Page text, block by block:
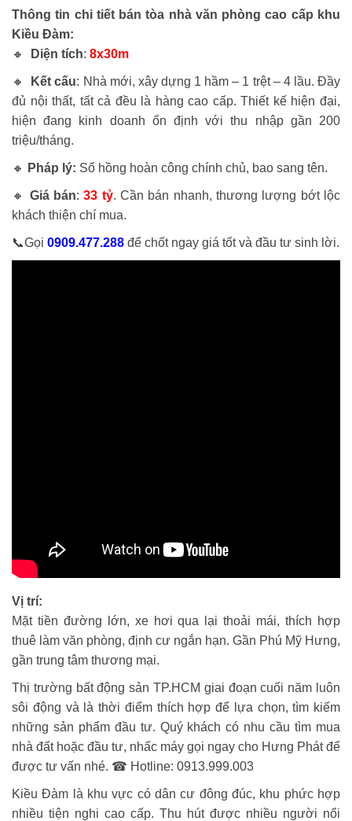
Thông tin chi tiết bán tòa nhà văn phòng cao cấp khu
Kiều Đàm:
🔸
Diện tích: 8x30m
🔸 Kết cấu: Nhà mới, xây dựng 1 hầm – 1 trệt – 4 lầu. Đầy
đủ nội thất, tất cả đều là hàng cao cấp. Thiết kế hiện đại,
hiện đang kinh doanh ổn định với thu nhập gần 200
triệu/tháng.
🔸 Pháp lý: Sổ hồng hoàn công chính chủ, bao sang tên.
🔸 Giá bán:33 tỷ. Cần bán nhanh, thương lượng bớt lộc
khách thiện chí mua.
📞Gọi 0909.477.288 để chốt ngay giá tốt và đầu tư sinh lời.
Vị trí:
Mặt tiền đường lớn, xe hơi qua lại thoải mái, thích hợp
thuê làm văn phòng, định cư ngắn hạn. Gần Phú Mỹ Hưng,
gần trung tâm thương mại.
Thị trường bất động sản TP.HCM giai đoạn cuối năm luôn
sôi động và là thời điểm thích hợp để lựa chọn, tìm kiếm
những sản phẩm đầu tư. Quý khách có nhu cầu tìm mua
nhà đất hoặc đầu tư, nhấc máy gọi ngay cho Hưng Phát để
được tư vấn nhé. ☎ Hotline: 0913.999.003
Kiều Đàm là khu vực có dân cư đông đúc, khu phức hợp
nhiều tiện nghi cao cấp. Thu hút được nhiều người nổi